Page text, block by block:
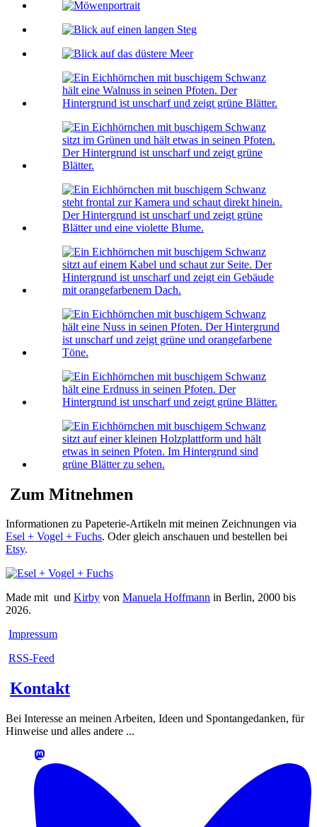
Zum Mitnehmen
Informationen zu Papeterie-Artikeln mit meinen Zeichnungen via
Esel + Vogel + Fuchs. Oder gleich anschauen und bestellen bei
Etsy.
Made mit und Kirby von Manuela Hoffmann in Berlin, 2000 bis
2026.
Impressum
RSS-Feed
Kontakt
Bei Interesse an meinen Arbeiten, Ideen und Spontangedanken, für
Hinweise und alles andere ...